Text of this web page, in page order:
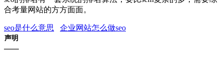
合考量网站的方方面面。
seo是什么意思 企业网站怎么做seo
声明